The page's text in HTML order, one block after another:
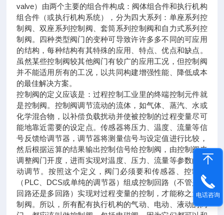
valve）由两个主要的组合件构成：阀体组合件和执行机构
组合件（或执行机构系统），分为四大系列：单座系列控
制阀、双座系列控制阀、套筒系列控制阀和自力式系列控
制阀。四种类型阀门的变种可导致许许多多不同的可应用
的结构，每种结构有其特殊的应用、特点、优点和缺点。
虽然某些控制阀较其他阀门有较广的应用工况，但控制阀
并不能适用所有的工况，以共同构建增强性能、降低成本
的最佳解决方案。
控制阀的定义应该是：过程控制工业里的终端控制元件就
是控制阀。控制阀调节流动的流体，如气体、蒸汽、水或
化学混合物，以补偿负载扰动并使被控制的过程变量尽可
能地靠近需要的设定点。传感器将压力、温度、流量等信
号反馈给调节器，调节器将测量信号与设定值进行比较，
然后根据运算的结果输出控制信号给控制阀，由控制阀来
调整阀门开度，进而实现对温度、压力、流量等参数的自
动调节。按照这个定义，阀门必须要和传感器、控制器
（PLC、DCS或单纯的调节器）组成控制回路（不管是单
回路还是多回路）实现对过程变量的控制，才能称之为控
制阀。所以，所有配有执行机构的气动、电动、液动的阀
电话咨询